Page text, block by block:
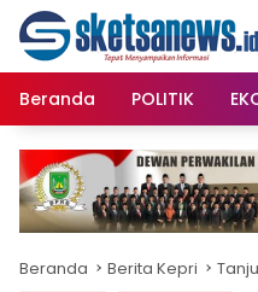
content
Langsung
konten
Beranda
POLITIK
Beranda Berita Kepri